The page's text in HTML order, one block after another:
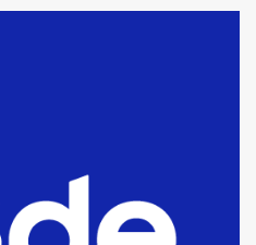
por
de drogas en la